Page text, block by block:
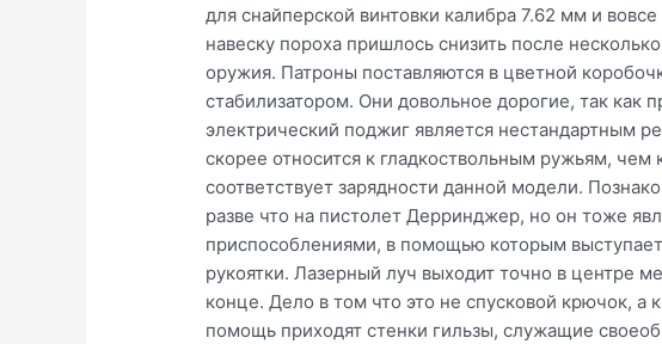
для снайперской винтовки калибра 7.62 мм и
навеску пороха пришлось снизить после
оружия. Патроны поставляются в цветной
стабилизатором. Они довольное дорогие, так как
электрический поджиг является нестандартным
скорее относится к гладкоствольным ружьям, чем
соответствует зарядности данной модели.
разве что на пистолет Дерринджер, но он тоже
приспособлениями, в помощью которым
рукоятки. Лазерный луч выходит точно в центре
конце. Дело в том что это не спусковой крючок,
помощь приходят стенки гильзы, служащие